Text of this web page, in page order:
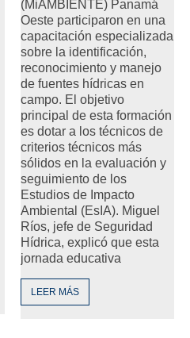
(MiAMBIENTE) Panamá
Oeste participaron en una
capacitación especializada
sobre la identificación,
reconocimiento y manejo
de fuentes hídricas en
campo. El objetivo
principal de esta formación
es dotar a los técnicos de
criterios técnicos más
sólidos en la evaluación y
seguimiento de los
Estudios de Impacto
Ambiental (EsIA). Miguel
Ríos, jefe de Seguridad
Hídrica, explicó que esta
jornada educativa
LEER MÁS